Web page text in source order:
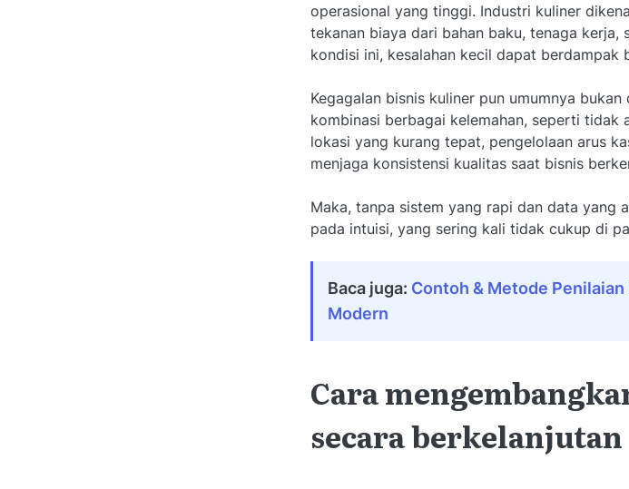
operasional yang tinggi. Industri kuliner
tekanan biaya dari bahan baku, tenaga kerja,
kondisi ini, kesalahan kecil dapat
Kegagalan bisnis kuliner pun umumnya
kombinasi berbagai kelemahan, seperti tidak
lokasi yang kurang tepat, pengelolaan arus
menjaga konsistensi kualitas saat bisnis
Maka, tanpa sistem yang rapi dan data yang
pada intuisi, yang sering kali tidak cukup di
Baca juga: Contoh & Metode
Modern
Cara
secara berkelanjutan